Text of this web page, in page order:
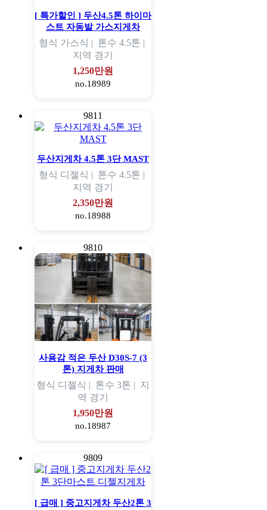
[ 특가할인 ] 두산4.5톤 하이마
스트 자동발 가스지게차
형식 가스식 | 톤수 4.5톤 |
지역 경기
1,250만원
no.18989
9811
두산지게차 4.5톤 3단 MAST
형식 디젤식 | 톤수 4.5톤 |
지역 경기
2,350만원
no.18988
9810
사용감 적은 두산 D30S-7 (3
톤) 지게차 판매
형식 디젤식 | 톤수 3톤 | 지
역 경기
1,950만원
no.18987
9809
[ 급매 ] 중고지게차 두산2톤 3